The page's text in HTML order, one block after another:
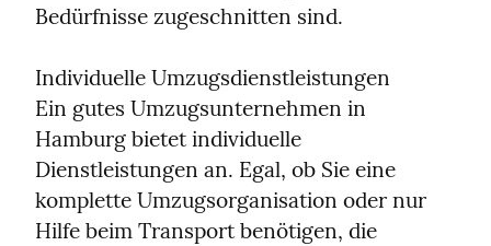
Bedürfnisse zugeschnitten sind.
Individuelle Umzugsdienstleistungen
Ein gutes Umzugsunternehmen in
Hamburg bietet individuelle
Dienstleistungen an. Egal, ob Sie eine
komplette Umzugsorganisation oder nur
Hilfe beim Transport benötigen, die